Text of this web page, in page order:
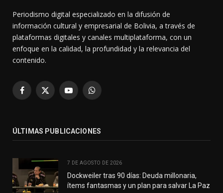
Periodismo digital especializado en la difusión de
información cultural y empresarial de Bolivia, a través de
plataformas digitales y canales multiplataforma, con un
enfoque en la calidad, la profundidad y la relevancia del
contenido.
Facebook
X
YouTubeWhatsApp
ÚLTIMAS PUBLICACIONES
7 DE AGOSTO DE 2026
Dockweiler tras 90 días: Deuda millonaria,
ítems fantasmas y un plan para salvar La Paz